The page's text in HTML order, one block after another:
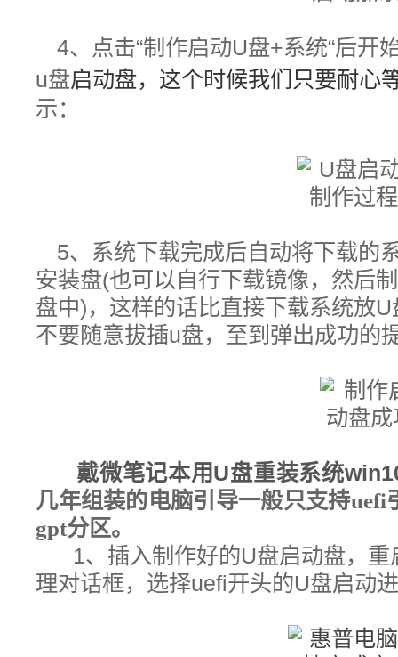
4、
点击“制作启动U盘+系统“后开
u盘启动盘，这个时候我们只要耐心
示：
5、 系统下载完成后自动将下载的
安装盘(也可以自行下载镜像，然后
盘中)，这样的话比直接下载系统放
不要随意拔插u盘，至到弹出成功的
戴微笔记本用U盘重装系统
几年组装的电脑引导一般只支持
gpt分区。
1、插入制作好的U盘启动盘，
理对话框，选择uefi开头的U盘启动